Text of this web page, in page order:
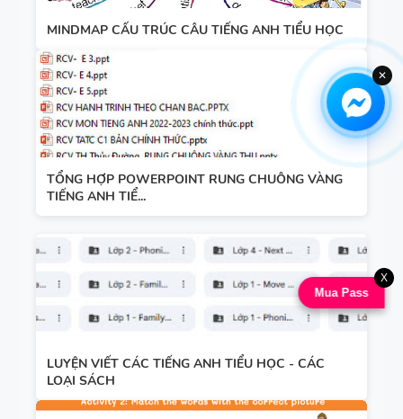
MINDMAP CẤU TRÚC CÂU TIẾNG ANH TIỂU HỌC
TỔNG HỢP POWERPOINT RUNG CHUÔNG VÀNG
TIẾNG ANH TIỂ...
LUYỆN VIẾT CÁC TIẾNG ANH TIỂU HỌC - CÁC
LOẠI SÁCH
Mua Pass
X
✕